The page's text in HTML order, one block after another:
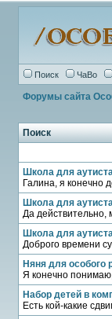
Поиск ЧаВо
Форумы сайта
Поиск
Школа для
Галина, я конечно
Школа для
Да действительно,
Школа для
Доброго времени
Няня для особого
Я конечно
Набор детей в
Есть кой-какие